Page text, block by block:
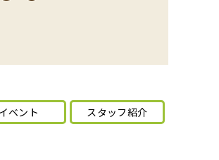
イベント スタッフ紹介